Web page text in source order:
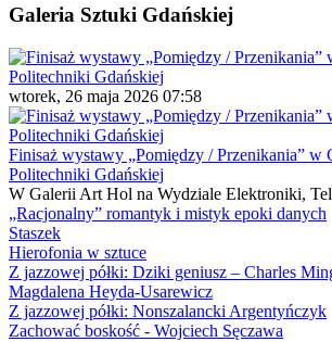
Galeria Sztuki Gdańskiej
wtorek, 26 maja 2026 07:58
Finisaż wystawy „Pomiędzy / Przenikania” w
Politechniki Gdańskiej
W Galerii Art Hol na Wydziale Elektroniki,
„Racjonalny” romantyk i mistyk epoki danych
Staszek
Hierofonia w sztuce
Z jazzowej półki: Dziki geniusz – Charles
Magdalena Heyda-Usarewicz
Z jazzowej półki: Nonszalancki Argentyńczyk
Zachować boskość - Wojciech Sęczawa